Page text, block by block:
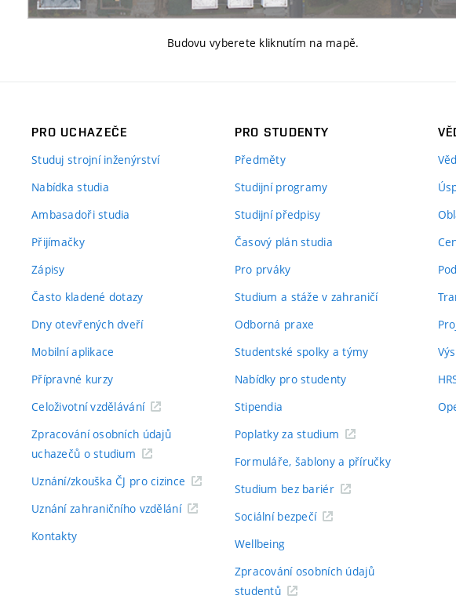
Budovu vyberete kliknutím na mapě.
PRO UCHAZEČE
Studuj strojní inženýrství
Nabídka studia
Ambasadoři studia
Přijímačky
Zápisy
Často kladené dotazy
Dny otevřených dveří
Mobilní aplikace
Přípravné kurzy
Celoživotní vzdělávání
Zpracování osobních údajů
uchazečů o studium
Uznání/zkouška ČJ pro cizince
Uznání zahraničního vzdělání
Kontakty
PRO STUDENTY
Předměty
Studijní programy
Studijní předpisy
Časový plán studia
Pro prváky
Studium a stáže v zahraničí
Odborná praxe
Studentské spolky a týmy
Nabídky pro studenty
Stipendia
Poplatky za studium
Formuláře, šablony a příručky
Studium bez bariér
Sociální bezpečí
Wellbeing
Zpracování osobních údajů
studentů